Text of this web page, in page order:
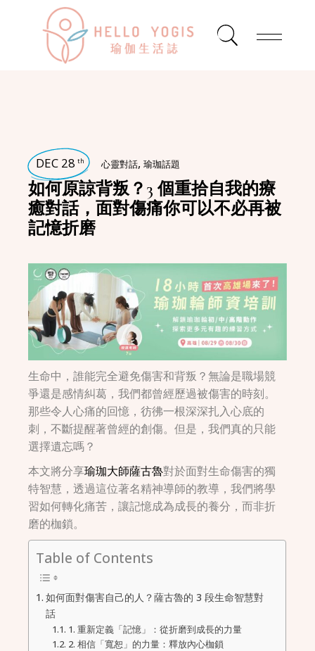
DEC 28 th 心靈對話,瑜珈話題
如何原諒背叛？3 個重拾自我的療
癒對話，面對傷痛你可以不必再被
記憶折磨
生命中，誰能完全避免傷害和背叛？無論是職場競
爭還是感情糾葛，我們都曾經歷過被傷害的時刻。
那些令人心痛的回憶，彷彿一根深深扎入心底的
刺，不斷提醒著曾經的創傷。但是，我們真的只能
選擇遺忘嗎？
本文將分享瑜珈大師薩古魯對於面對生命傷害的獨
特智慧，透過這位著名精神導師的教導，我們將學
習如何轉化痛苦，讓記憶成為成長的養分，而非折
磨的枷鎖。
Table of Contents
如何面對傷害自己的人？薩古魯的 3 段生命智慧對
話
1. 重新定義「記憶」：從折磨到成長的力量
2. 相信「寬恕」的力量：釋放內心枷鎖